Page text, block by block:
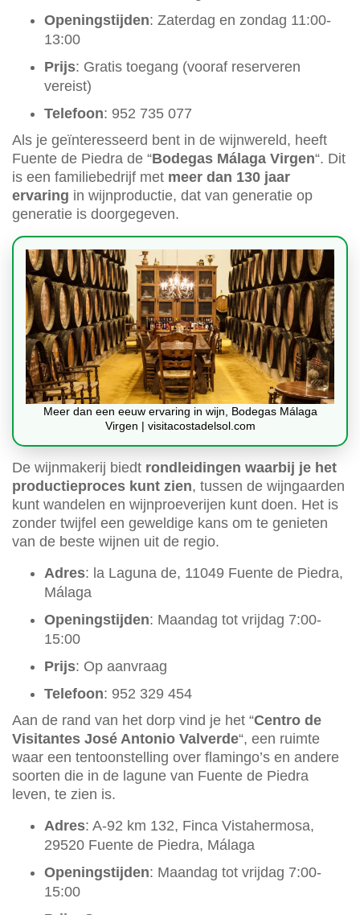
Openingstijden: Zaterdag en zondag 11:00-
13:00
Prijs: Gratis toegang (vooraf reserveren
vereist)
Telefoon: 952 735 077
Als je geïnteresseerd bent in de wijnwereld, heeft
Fuente de Piedra de “Bodegas Málaga Virgen“. Dit
is een familiebedrijf met meer dan 130 jaar
ervaring in wijnproductie, dat van generatie op
generatie is doorgegeven.
Meer dan een eeuw ervaring in wijn, Bodegas Málaga
Virgen | visitacostadelsol.com
De wijnmakerij biedt rondleidingen waarbij je het
productieproces kunt zien, tussen de wijngaarden
kunt wandelen en wijnproeverijen kunt doen. Het is
zonder twijfel een geweldige kans om te genieten
van de beste wijnen uit de regio.
Adres: la Laguna de, 11049 Fuente de Piedra,
Málaga
Openingstijden: Maandag tot vrijdag 7:00-
15:00
Prijs: Op aanvraag
Telefoon: 952 329 454
Aan de rand van het dorp vind je het “Centro de
Visitantes José Antonio Valverde“, een ruimte
waar een tentoonstelling over flamingo’s en andere
soorten die in de lagune van Fuente de Piedra
leven, te zien is.
Adres: A-92 km 132, Finca Vistahermosa,
29520 Fuente de Piedra, Málaga
Openingstijden: Maandag tot vrijdag 7:00-
15:00